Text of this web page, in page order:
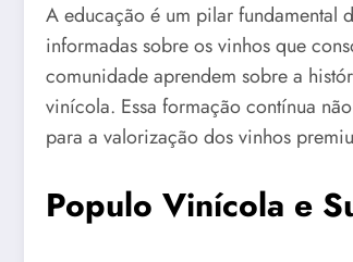
A educação é um pilar fundamental
informadas sobre os vinhos que
comunidade aprendem sobre a
vinícola. Essa formação contínua
para a valorização dos vinhos
Populo Vinícola e